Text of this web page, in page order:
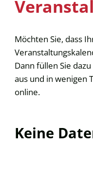
Möchten Sie, dass
Dann füllen Sie
aus und in wenigen
online.
Keine